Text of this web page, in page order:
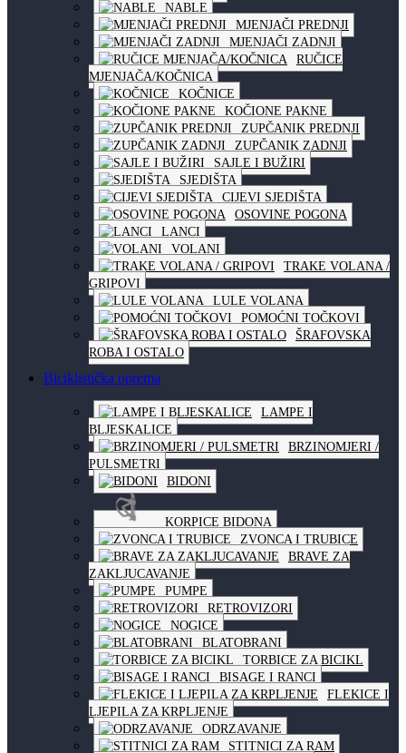
NABLE
MJENJAČI PREDNJI
MJENJAČI ZADNJI
RUČICE
MJENJAČA/KOČNICA
KOČNICE
KOČIONE PAKNE
ZUPČANIK PREDNJI
ZUPČANIK ZADNJI
SAJLE I BUŽIRI
SJEDIŠTA
CIJEVI SJEDIŠTA
OSOVINE POGONA
LANCI
VOLANI
TRAKE VOLANA /
GRIPOVI
LULE VOLANA
POMOĆNI TOČKOVI
ŠRAFOVSKA
ROBA I OSTALO
Biciklistička oprema
LAMPE I
BLJESKALICE
BRZINOMJERI /
PULSMETRI
BIDONI
KORPICE BIDONA
ZVONCA I TRUBICE
BRAVE ZA
ZAKLJUCAVANJE
PUMPE
RETROVIZORI
NOGICE
BLATOBRANI
TORBICE ZA BICIKL
BISAGE I RANCI
FLEKICE I
LJEPILA ZA KRPLJENJE
ODRZAVANJE
STITNICI ZA RAM